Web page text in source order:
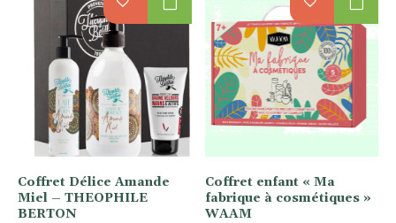
Coffret Délice Amande
Miel – THEOPHILE
BERTON
Coffret enfant « Ma
fabrique à cosmétiques »
WAAM